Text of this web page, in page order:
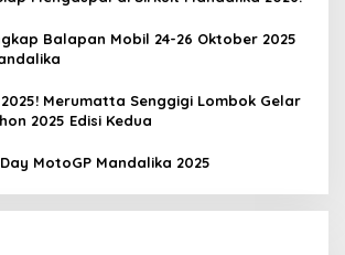
Balapan Mobil 24-26 Oktober 2025
Merumatta Senggigi Lombok Gelar
2025 Edisi Kedua
MotoGP Mandalika 2025